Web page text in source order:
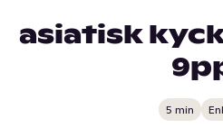
asiatisk
5 min